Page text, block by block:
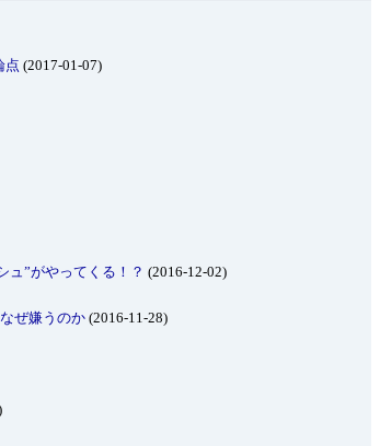
点 (2017-01-07)
ュ”がやってくる！？ (2016-12-02)
ぜ嫌うのか (2016-11-28)